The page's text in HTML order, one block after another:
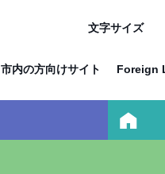
文字サイズ
市内の方向けサイト Foreign